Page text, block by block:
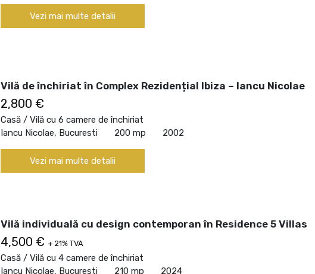
Vezi mai multe detalii
Vilă de închiriat în Complex Rezidențial Ibiza – Iancu Nicolae
2,800 €
Casă / Vilă cu 6 camere de închiriat
Iancu Nicolae, Bucuresti
200 mp 2002
Vezi mai multe detalii
Vilă individuală cu design contemporan în Residence 5 Villas
4,500 € + 21% TVA
Casă / Vilă cu 4 camere de închiriat
Iancu Nicolae, Bucuresti
210 mp 2024